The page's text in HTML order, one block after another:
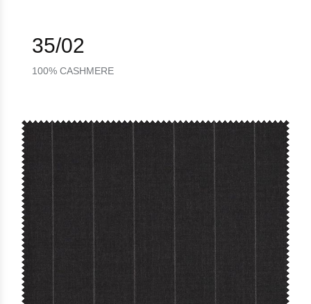
35/02
100% CASHMERE